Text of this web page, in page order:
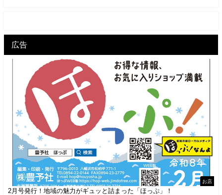
広告
お店
2月号発行！地域の魅力がギュッと詰まった「ほっぷ」！